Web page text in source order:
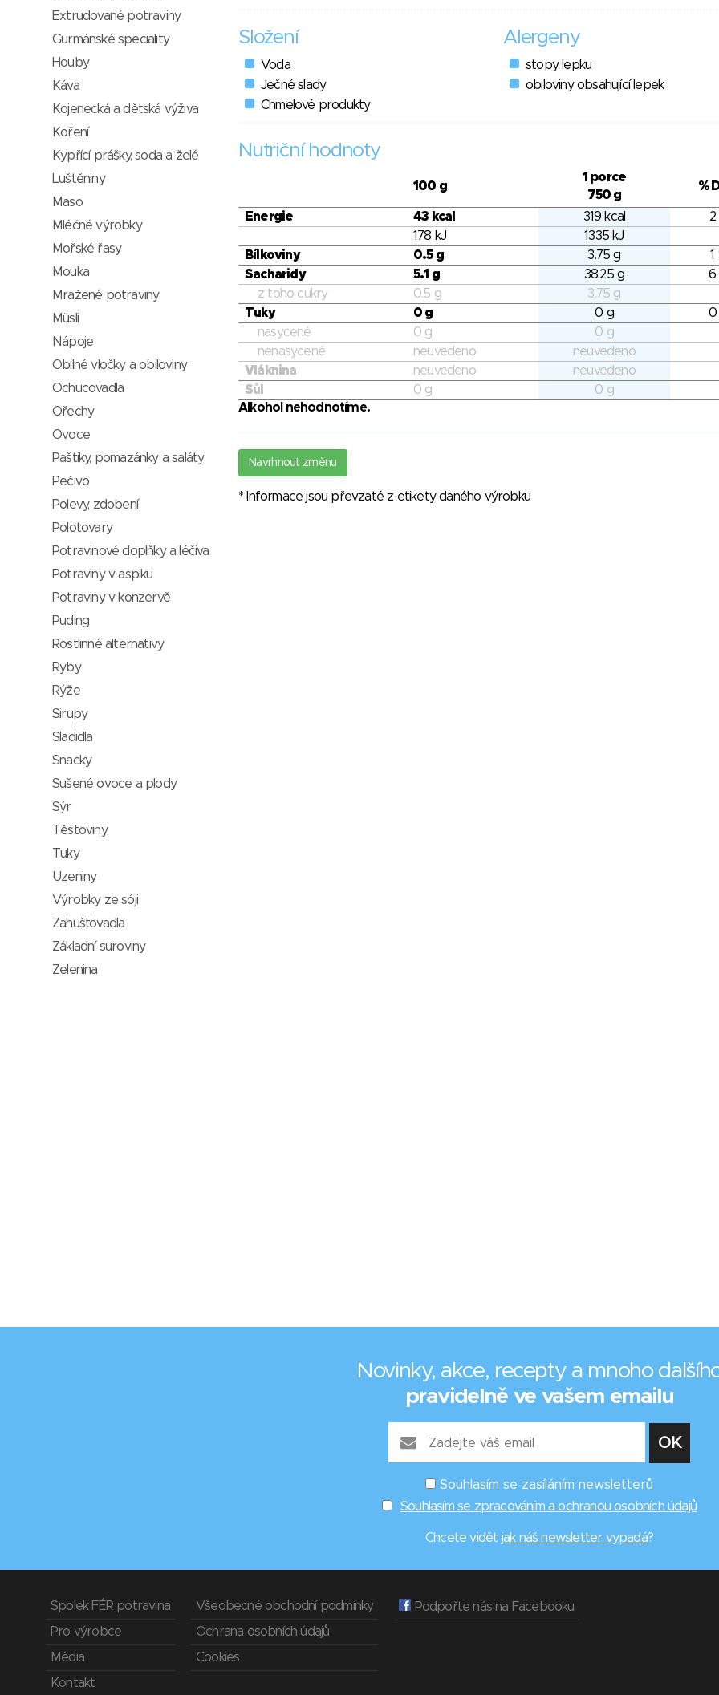
Složení
Voda
Ječné slady
Chmelové produkty
Alergeny
stopy lepku
obiloviny obsahující lepek
Nutriční hodnoty
100 g
1 porce
750 g
%
Energie 43 kcal 319 kcal
2
178 kJ
1335 kJ
Bílkoviny
0.5 g 3.75 g
1
Sacharidy
5.1 g 38.25 g
6
z toho cukry
0.5 g
3.75 g
Tuky
0 g 0 g
0
nasycené
0 g
0 g
nenasycené
neuvedeno
neuvedeno
Vláknina
neuvedeno
neuvedeno
Sůl
0 g
0 g
Alkohol nehodnotíme.
Navrhnout změnu
* Informace jsou převzaté z etikety daného výrobku
Extrudované potraviny
Gurmánské speciality
Houby
Káva
Kojenecká a dětská výživa
Koření
Kypřící prášky, soda a želé
Luštěniny
Maso
Mléčné výrobky
Mořské řasy
Mouka
Mražené potraviny
Müsli
Nápoje
Obilné vločky a obiloviny
Ochucovadla
Ořechy
Ovoce
Paštiky, pomazánky a saláty
Pečivo
Polevy, zdobení
Polotovary
Potravinové doplňky a léčiva
Potraviny v aspiku
Potraviny v konzervě
Puding
Rostlinné alternativy
Ryby
Rýže
Sirupy
Sladidla
Snacky
Sušené ovoce a plody
Sýr
Těstoviny
Tuky
Uzeniny
Výrobky ze sóji
Zahušťovadla
Základní suroviny
Zelenina
Novinky, akce, recepty a mnoho
pravidelně ve vašem emailu
Souhlasím se zasíláním newsletterů
Souhlasím se zpracováním a ochranou osobních údajů
Chcete vidět jak náš newsletter vypadá?
Spolek FÉR potravina
Pro výrobce
Média
Kontakt
Všeobecné obchodní podmínky
Ochrana osobních údajů
Cookies
Podpořte nás na Facebooku